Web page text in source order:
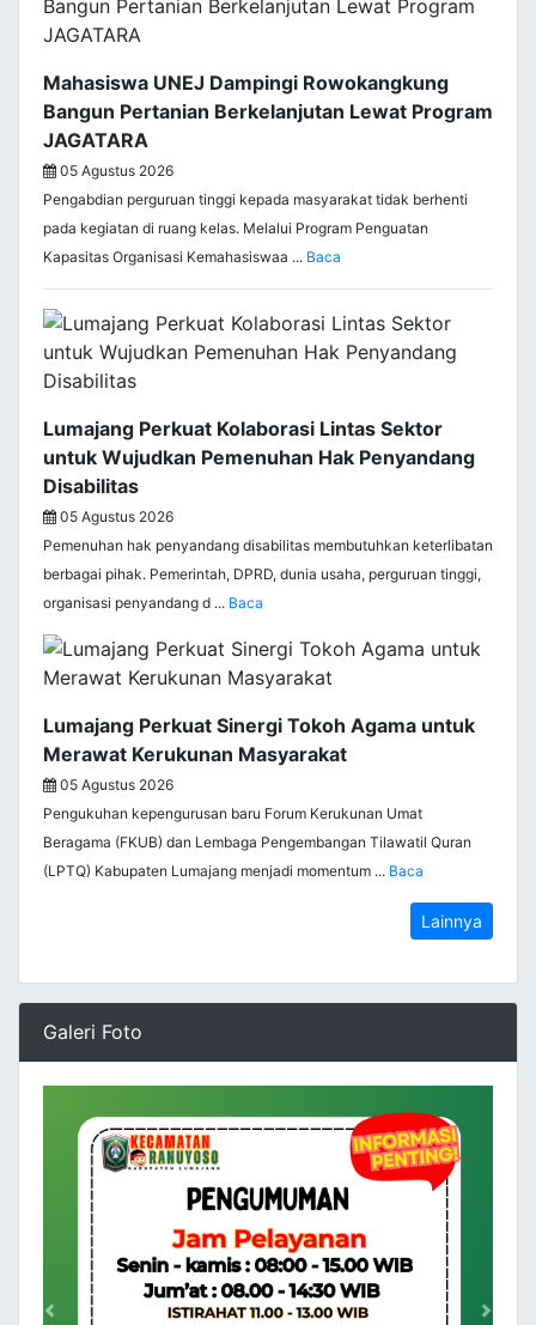
Mahasiswa UNEJ Dampingi Rowokangkung
Bangun Pertanian Berkelanjutan Lewat Program
JAGATARA
05 Agustus 2026
Pengabdian perguruan tinggi kepada masyarakat tidak berhenti
pada kegiatan di ruang kelas. Melalui Program Penguatan
Kapasitas Organisasi Kemahasiswaa ... Baca
Lumajang Perkuat Kolaborasi Lintas Sektor
untuk Wujudkan Pemenuhan Hak Penyandang
Disabilitas
05 Agustus 2026
Pemenuhan hak penyandang disabilitas membutuhkan keterlibatan
berbagai pihak. Pemerintah, DPRD, dunia usaha, perguruan tinggi,
organisasi penyandang d ... Baca
Lumajang Perkuat Sinergi Tokoh Agama untuk
Merawat Kerukunan Masyarakat
05 Agustus 2026
Pengukuhan kepengurusan baru Forum Kerukunan Umat
Beragama (FKUB) dan Lembaga Pengembangan Tilawatil Quran
(LPTQ) Kabupaten Lumajang menjadi momentum ... Baca
Lainnya
Galeri Foto